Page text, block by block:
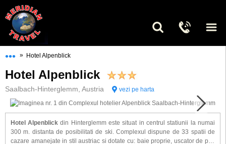
••• » Hotel Alpenblick
Hotel Alpenblick
Saalbach-Hinterglemm, Austria vezi pe harta
Hotel Alpenblick din Hinterglemm este situat in centrul statiunii la numai
300 m. distanta de posibilitati de ski. Complexul dispune de 33 spatii de
cazare amanejate in stil austriac si dotate cu: baie proprie, uscator de par,